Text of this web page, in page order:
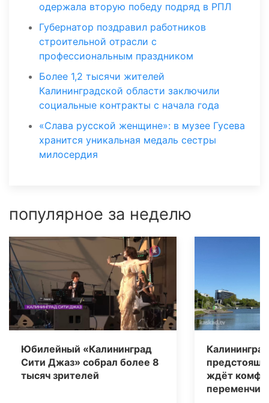
одержала вторую победу подряд в РПЛ
Губернатор поздравил работников
строительной отрасли с
профессиональным праздником
Более 1,2 тысячи жителей
Калининградской области заключили
социальные контракты с начала года
«Слава русской женщине»: в музее Гусева
хранится уникальная медаль сестры
милосердия
популярное за неделю
Юбилейный «Калининград
Сити Джаз» собрал более 8
тысяч зрителей
ждёт